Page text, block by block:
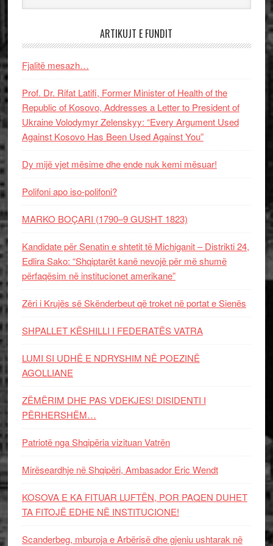
ARTIKUJT E FUNDIT
Fjalitë mesazh…
Prof. Dr. Rifat Latifi, Former Minister of Health of the
Republic of Kosovo, Addresses a Letter to President of
Ukraine Volodymyr Zelenskyy: “Every Argument Used
Against Kosovo Has Been Used Against You”
Dy mijë vjet mësime dhe ende nuk kemi mësuar!
Polifoni apo iso-polifoni?
MARKO BOÇARI (1790–9 GUSHT 1823)
Kandidate për Senatin e shtetit të Michiganit – Distrikti 24,
Edlira Sako: “Shqiptarët kanë nevojë për më shumë
përfaqësim në institucionet amerikane”
Zëri i Krujës së Skënderbeut që troket në portat e Sienës
SHPALLET KËSHILLI I FEDERATËS VATRA
LUMI SI UDHË E NDRYSHIM NË POEZINË
AGOLLIANE
ZËMËRIM DHE PAS VDEKJES! DISIDENTI I
PËRHERSHËM…
Patriotë nga Shqipëria vizituan Vatrën
Mirëseardhje në Shqipëri, Ambasador Eric Wendt
KOSOVA E KA FITUAR LUFTËN, POR PAQEN DUHET
TA FITOJË EDHE NË INSTITUCIONE!
Scanderbeg, mburoja e Arbërisë dhe gjeniu ushtarak në